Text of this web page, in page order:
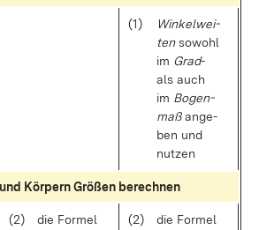
(1)
Win­kel­wei­
tenso­wohl
im Grad-
als auch
im Bo­gen­
maßan­ge­
ben und
nut­zen
Kör­pern Grö­ßen be­rech­nen
(2)
die For­mel
(2)
die For­mel